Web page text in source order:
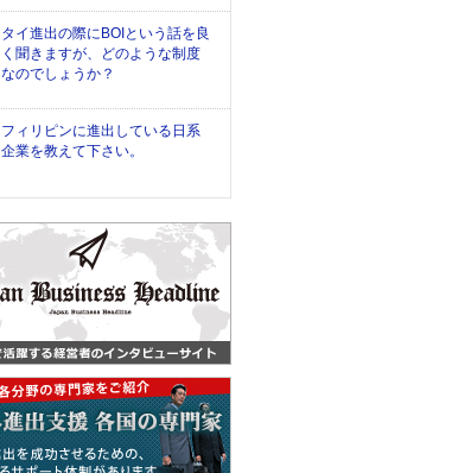
タイ進出の際にBOIという話を良
く聞きますが、どのような制度
なのでしょうか？
フィリピンに進出している日系
企業を教えて下さい。